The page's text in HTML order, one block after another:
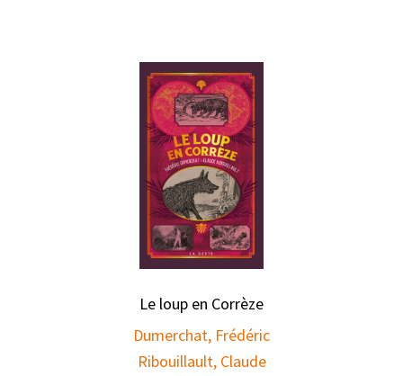
Le loup en Corrèze
Dumerchat, Frédéric
Ribouillault, Claude